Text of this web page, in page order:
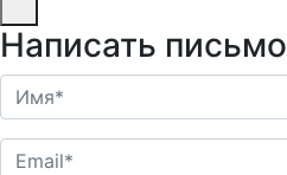
Написать письмо